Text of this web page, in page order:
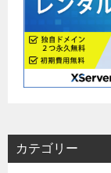
カテゴリー